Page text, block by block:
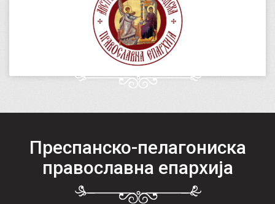
Преспанско-пелагониска
православна епархија